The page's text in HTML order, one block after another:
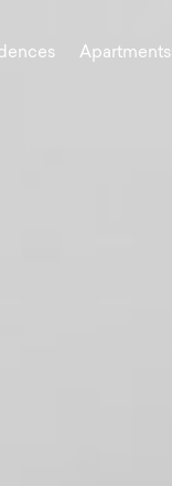
Apartments